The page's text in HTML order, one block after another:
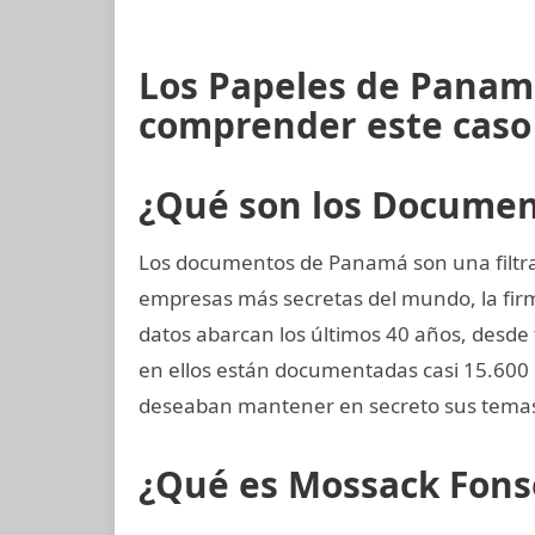
Los Papeles de
comprender este caso
¿Qué son los
Los documentos de Panamá son una
empresas más secretas del mundo, la
datos abarcan los últimos 40 años,
en ellos están documentadas casi
deseaban mantener en secreto sus
¿Qué es Mossack